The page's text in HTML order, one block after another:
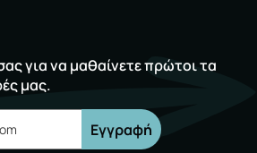
για να μαθαίνετε πρώτοι τα
μας.
Εγγραφή